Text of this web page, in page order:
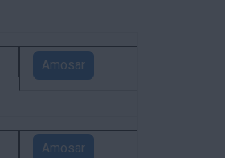
Amosar
Amosar